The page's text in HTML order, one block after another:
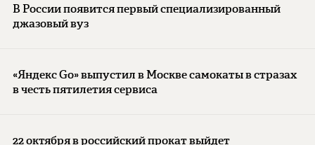
В России появится первый специализированный
джазовый вуз
«Яндекс Go» выпустил в Москве самокаты в стразах
в честь пятилетия сервиса
22 октября в российский прокат выйдет